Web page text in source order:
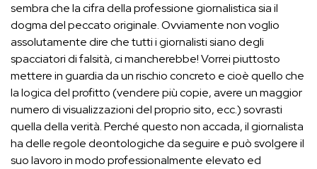
sembra che la cifra della professione giornalistica sia il
dogma del peccato originale. Ovviamente non voglio
assolutamente dire che tutti i giornalisti siano degli
spacciatori di falsità, ci mancherebbe! Vorrei piuttosto
mettere in guardia da un rischio concreto e cioè quello che
la logica del profitto (vendere più copie, avere un maggior
numero di visualizzazioni del proprio sito, ecc.) sovrasti
quella della verità. Perché questo non accada, il giornalista
ha delle regole deontologiche da seguire e può svolgere il
suo lavoro in modo professionalmente elevato ed